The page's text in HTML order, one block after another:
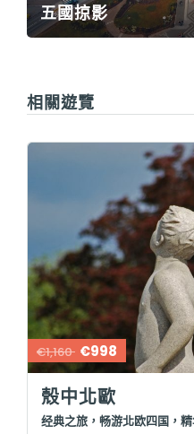
五國掠影
相關遊覽
€1,160 €998
殼中北歐
经典之旅，畅游北欧四国，